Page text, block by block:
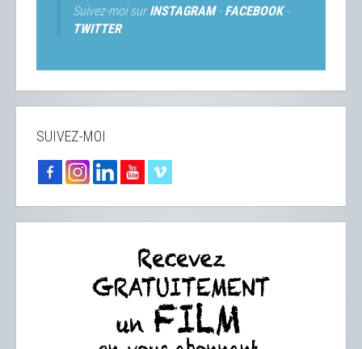
Suivez-moi surINSTAGRAM- FACEBOOK-
TWITTER
SUIVEZ-MOI